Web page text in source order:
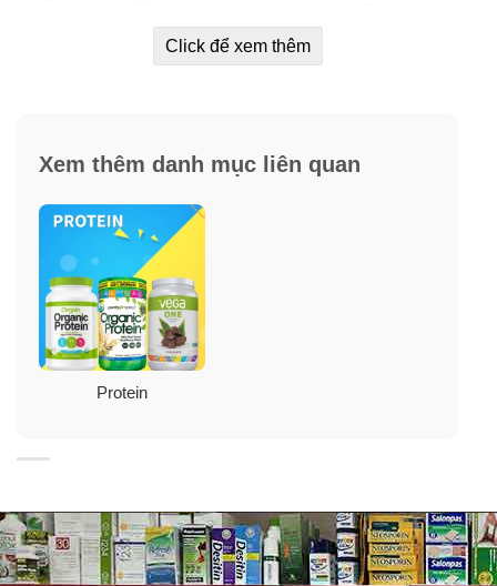
Thành phần:
– Ma trận Vitamin: giúp tăng cường miễn dịch với các
Click để xem thêm
Xem thêm danh mục liên quan
Protein